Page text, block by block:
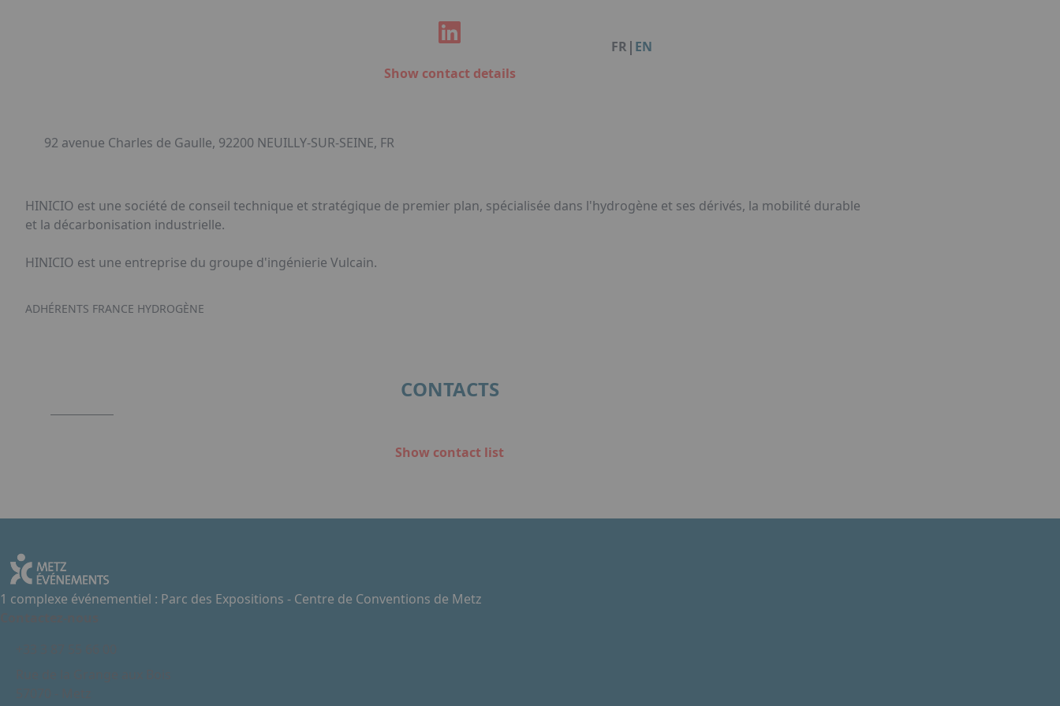
Qui sommes-nous ?
Accéder au complexe
Politique RSE
FR | EN
Show contact details
92 avenue Charles de Gaulle, 92200 NEUILLY-SUR-SEINE, FR
HINICIO est une société de conseil technique et stratégique de premier plan, spécialisée dans l'hydrogène et ses dérivés, la mobilité durable
et la décarbonisation industrielle.
HINICIO est une entreprise du groupe d'ingénierie Vulcain.
ADHÉRENTS FRANCE HYDROGÈNE
CONTACTS
Show contact list
1 complexe événementiel : Parc des Expositions - Centre de Conventions de Metz